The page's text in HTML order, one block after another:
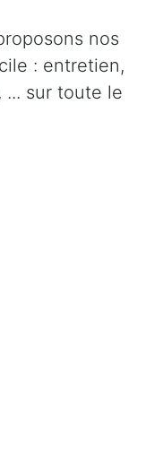
nos
: entretien,
sur toute le